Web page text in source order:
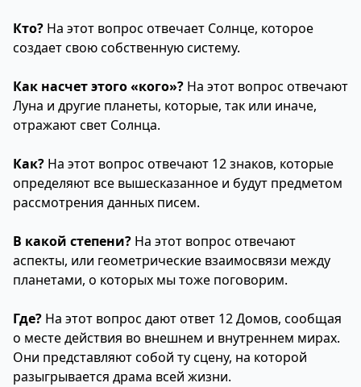
Кто? На этот вопрос отвечает Солнце, которое
создает свою собственную систему.
Как насчет этого «кого»? На этот вопрос отвечают
Луна и другие планеты, которые, так или иначе,
отражают свет Солнца.
Как? На этот вопрос отвечают 12 знаков, которые
определяют все вышесказанное и будут предметом
рассмотрения данных писем.
В какой степени? На этот вопрос отвечают
аспекты, или геометрические взаимосвязи между
планетами, о которых мы тоже поговорим.
Где? На этот вопрос дают ответ 12 Домов, сообщая
о месте действия во внешнем и внутреннем мирах.
Они представляют собой ту сцену, на которой
разыгрывается драма всей жизни.